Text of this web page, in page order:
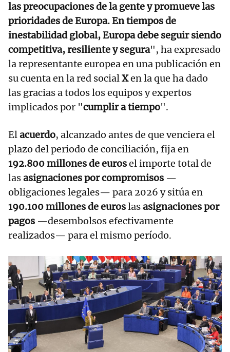
las preocupaciones de la gente y promueve las
prioridades de Europa. En tiempos de
inestabilidad global, Europa debe seguir siendo
competitiva, resiliente y segura", ha expresado
la representante europea en una publicación en
su cuenta en la red socialXen la que ha dado
las gracias a todos los equipos y expertos
implicados por "cumplir a tiempo".
Elacuerdo, alcanzado antes de que venciera el
plazo del periodo de conciliación, fija en
192.800 millones de eurosel importe total de
lasasignaciones por compromisos —
obligaciones legales— para 2026 y sitúa en
190.100 millones de euroslasasignaciones por
pagos —desembolsos efectivamente
realizados— para el mismo período.